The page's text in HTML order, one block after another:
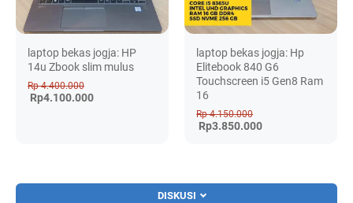
laptop bekas jogja: HP
14u Zbook slim mulus
Rp 4.400.000
Rp4.100.000
laptop bekas jogja: Hp
Elitebook 840 G6
Touchscreen i5 Gen8 Ram
16
Rp 4.150.000
Rp3.850.000
DISKUSI